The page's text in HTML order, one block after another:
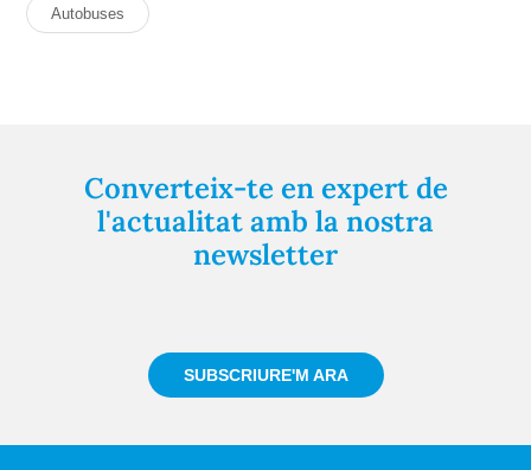
Autobuses
Converteix-te en expert de
l'actualitat amb la nostra
newsletter
SUBSCRIURE'M ARA